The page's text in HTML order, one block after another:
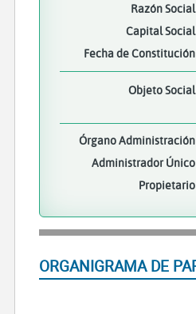
Razón Social
Capital Social
Fecha de Constitución
Objeto Social
Órgano Administración
Administrador Único
Propietario
ORGANIGRAMA DE